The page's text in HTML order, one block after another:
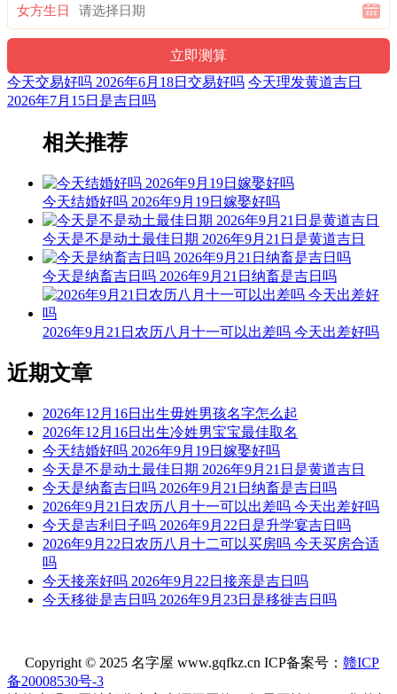
吉神：福德 时德
【辰时】[07:00-08:59]
时辰宜：取鱼 纳财 上坟 纳婿 乘船 远回 安葬 祈福 鼓铸 交易
赴任 上册受封
时冲：甲戌
吉神：时阴
【巳时】[09:00-10:59]
时辰宜：启攒 平路 开工 提车 签约 鼓铸 纳采 开柱眼 开生坟
合寿木 纳财 破屋坏垣
时辰忌：齐醮 塑绘 祭祖 解除 买房
冲煞：冲猪煞东
时冲：乙亥
吉神：月空 除神
【未时】[13:00-14:59]
时辰宜：签约 旅游 合帐 拆卸 冠笄 扫房
时辰忌：开池 塑绘 求医疗病 提车 苫盖 动土 补垣 剃头 置产
冲煞：冲牛煞西
时冲：丁丑
【戌时】[19:00-20:59]
女方生日
今天交易好吗 2026年6月18日交易好吗 今天理发黄道吉日
2026年7月15日是吉日吗
相关推荐
今天结婚好吗 2026年9月19日嫁娶好吗
今天是不是动土最佳日期 2026年9月21日是黄道吉日
今天是纳畜吉日吗 2026年9月21日纳畜是吉日吗
2026年9月21日农历八月十一可以出差吗 今天出差好吗
近期文章
2026年12月16日出生毋姓男孩名字怎么起
2026年12月16日出生冷姓男宝宝最佳取名
今天结婚好吗 2026年9月19日嫁娶好吗
今天是不是动土最佳日期 2026年9月21日是黄道吉日
今天是纳畜吉日吗 2026年9月21日纳畜是吉日吗
2026年9月21日农历八月十一可以出差吗 今天出差好吗
今天是吉利日子吗 2026年9月22日是升学宴吉日吗
2026年9月22日农历八月十二可以买房吗 今天买房合适
吗
今天接亲好吗 2026年9月22日接亲是吉日吗
今天移徙是吉日吗 2026年9月23日是移徙吉日吗
Copyright © 2025 名字屋 www.gqfkz.cn ICP备案号： 赣ICP
备20008530号-3